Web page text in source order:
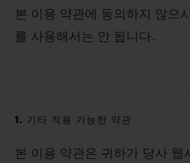
본 이용 약관에 동의하지 않으
를 사용해서는 안 됩니다.
1. 기타 적용 가능한 약관
본 이용 약관은 귀하가 당사 웹